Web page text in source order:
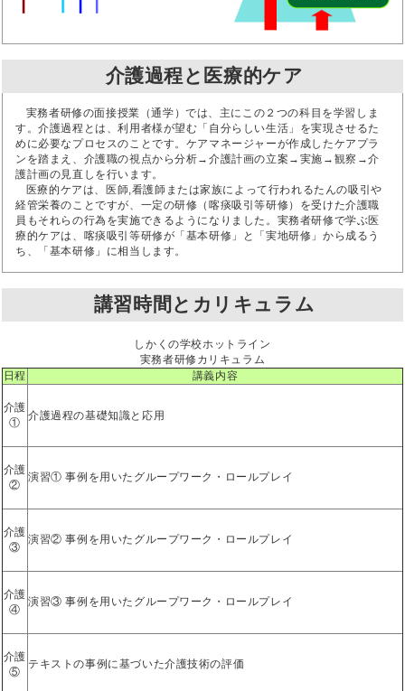
介護過程と医療的ケア
実務者研修の面接授業（通学）では、主にこの２つの科目を学習しま
す。介護過程とは、利用者様が望む「自分らしい生活」を実現させるた
めに必要なプロセスのことです。ケアマネージャーが作成したケアプラ
ンを踏まえ、介護職の視点から分析→介護計画の立案→実施→観察→介
護計画の見直しを行います。
医療的ケアは、医師,看護師または家族によって行われるたんの吸引や
経管栄養のことですが、一定の研修（喀痰吸引等研修）を受けた介護職
員もそれらの行為を実施できるようになりました。実務者研修で学ぶ医
療的ケアは、喀痰吸引等研修が「基本研修」と「実地研修」から成るう
ち、「基本研修」に相当します。
講習時間とカリキュラム
しかくの学校ホットライン
実務者研修カリキュラム
日程
講義内容
介護
①
介護過程の基礎知識と応用
介護
②
演習① 事例を用いたグループワーク・ロールプレイ
介護
③
演習② 事例を用いたグループワーク・ロールプレイ
介護
④
演習③ 事例を用いたグループワーク・ロールプレイ
介護
⑤
テキストの事例に基づいた介護技術の評価